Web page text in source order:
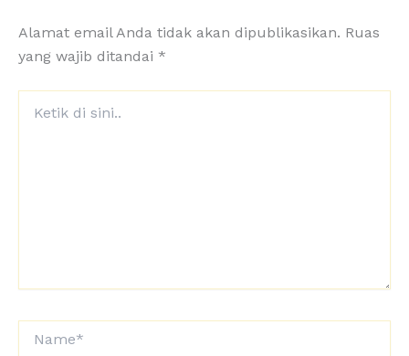
Alamat email Anda tidak akan dipublikasikan. Ruas
yang wajib ditandai *